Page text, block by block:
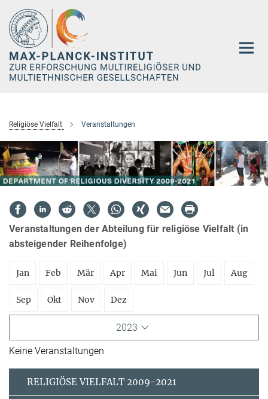
Hauptinhalt
Religiöse Vielfalt Veranstaltungen
Veranstaltungen der Abteilung für religiöse Vielfalt (in
absteigender Reihenfolge)
Jan Feb Mär Apr Mai Jun Jul Aug
Sep Okt Nov Dez
2023
Keine Veranstaltungen
RELIGIÖSE VIELFALT 2009-2021